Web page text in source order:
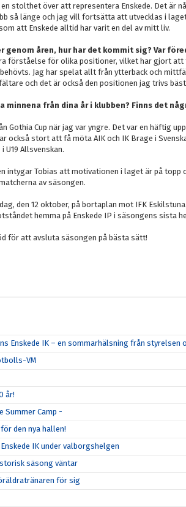
stolthet över att representera Enskede. Det är
så länge och jag vill fortsätta att utvecklas i
att Enskede alltid har varit en del av mitt liv.
genom åren, hur har det kommit sig? Var
förståelse för olika positioner, vilket har gjort att
behövts. Jag har spelat allt från ytterback och
och det är också den positionen jag trivs bäst
minnena från dina år i klubben? Finns det
Gothia Cup när jag var yngre. Det var en häftig
också stort att få möta AIK och IK Brage i Svenska
U19 Allsvenskan.
intygar Tobias att motivationen i laget är på topp
av säsongen.
den 12 oktober, på bortaplan mot IFK
hemma på Enskede IP i säsongens sista
för att avsluta säsongen på bästa sätt!
Enskede IK – en sommarhälsning från styrelsen
VM
år!
Summer Camp -
den nya hallen!
IK under valborgshelgen
säsong väntar
för sig